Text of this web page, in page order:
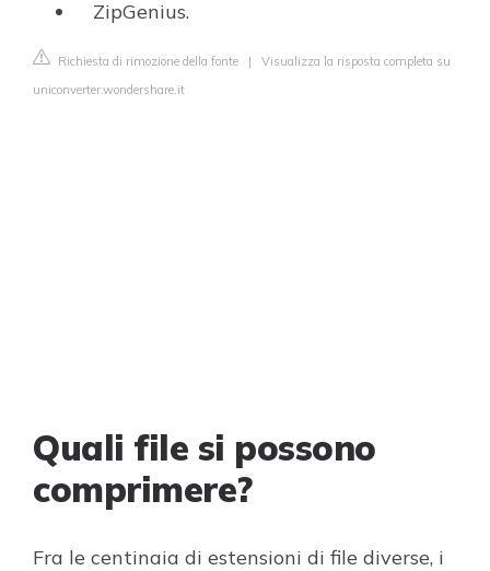
ZipGenius.
Richiesta di rimozione della fonte | Visualizza la risposta completa su
uniconverter.wondershare.it
Quali file si possono
comprimere?
Fra le centinaia di estensioni di file diverse, i